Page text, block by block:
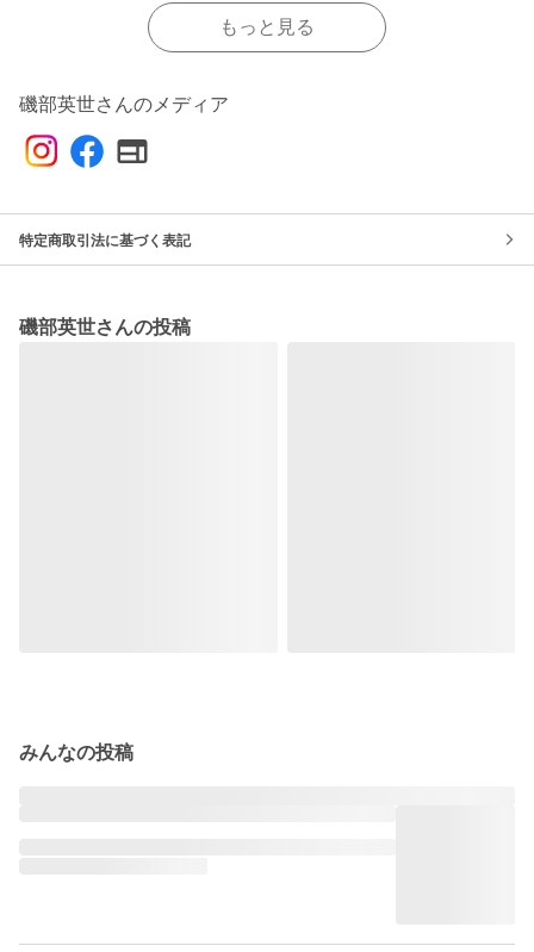
もっと見る
磯部英世さんのメディア
特定商取引法に基づく表記
磯部英世さんの投稿
みんなの投稿